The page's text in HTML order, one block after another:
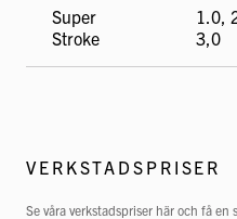
Super
Stroke
1.0,
3,0
VERKSTADSPRISER
Se våra verkstadspriser här och få